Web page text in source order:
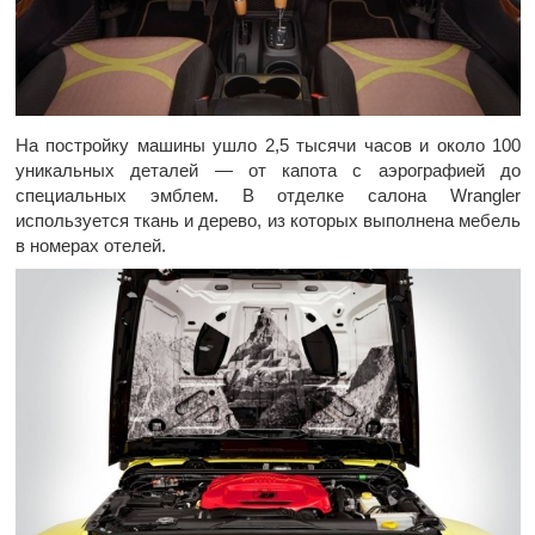
На постройку машины ушло 2,5 тысячи часов и около 100
уникальных деталей — от капота с аэрографией до
специальных эмблем. В отделке салона Wrangler
используется ткань и дерево, из которых выполнена мебель
в номерах отелей.